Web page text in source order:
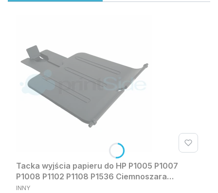
Tacka wyjścia papieru do HP P1005 P1007
P1008 P1102 P1108 P1536 Ciemnoszara
zamiennik
PRODUCENT
INNY